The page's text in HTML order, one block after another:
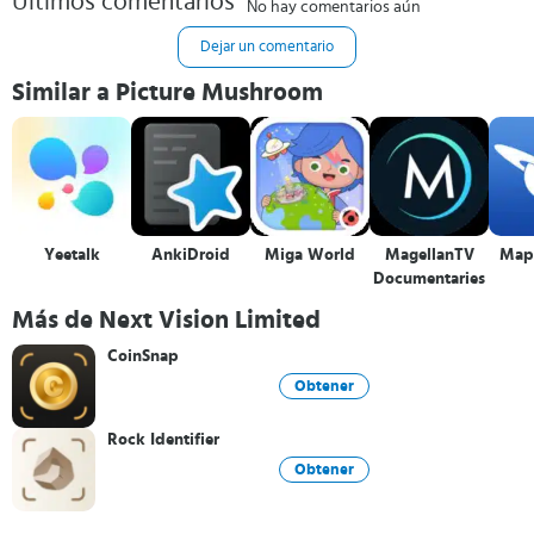
No hay comentarios aún
Dejar un comentario
Similar a Picture Mushroom
Yeetalk AnkiDroid Miga World
MagellanTV
Documentaries
Más de Next Vision Limited
CoinSnap
Obtener
Rock Identifier
Obtener